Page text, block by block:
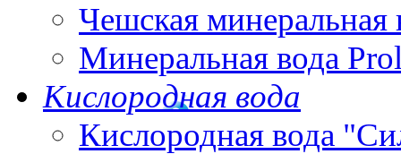
Чешская минеральная
Минеральная вода
Кислородная вода
Кислородная вода